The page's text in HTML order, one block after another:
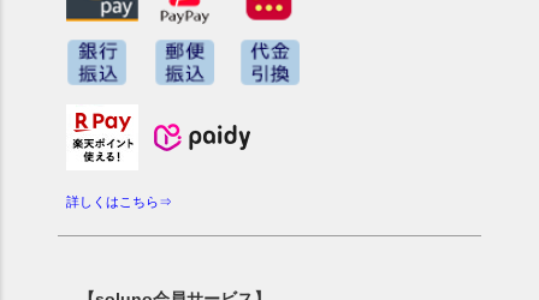
詳しくはこちら⇒